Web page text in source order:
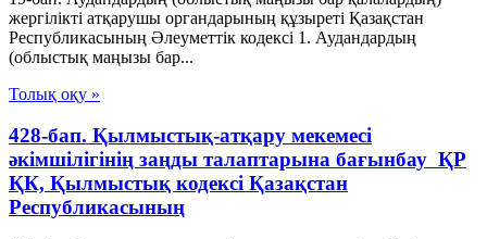
жергілікті атқарушы органдарының құзыреті Қазақстан
Республикасының Әлеуметтік кодексі 1. Аудандардың
(облыстық маңызы бар...
Толық оқу »
428-бап. Қылмыстық-атқару мекемесі
әкімшілігінің заңды талаптарына бағынбау ҚР
ҚК, Қылмыстық кодексi Қазақстан
Республикасының